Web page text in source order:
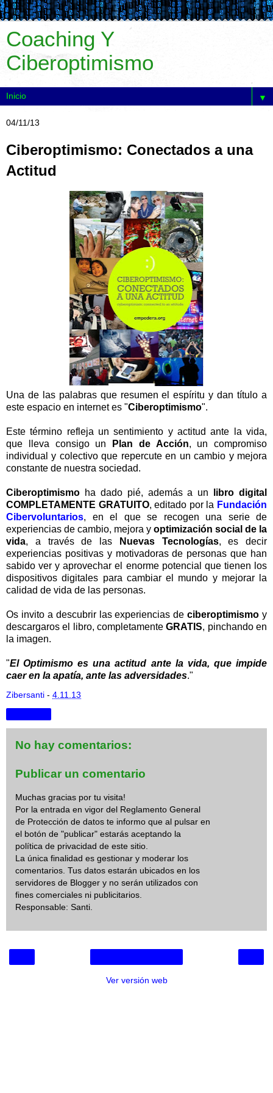
Coaching Y
Ciberoptimismo
▼
04/11/13
Ciberoptimismo: Conectados a una
Actitud
Una de las palabras que resumen el espíritu y dan título a
este espacio en internet es "Ciberoptimismo".
Este término refleja un sentimiento y actitud ante la vida,
que lleva consigo un
Plan de Acción, un compromiso
individual y colectivo que repercute en un cambio y mejora
constante de nuestra sociedad.
Ciberoptimismo ha dado pié, además a un
libro digital
COMPLETAMENTE GRATUITO, editado por la Fundación
Cibervoluntarios, en el que se recogen una serie de
experiencias de cambio, mejora y optimización social de la
vida, a través de las Nuevas Tecnologías, es decir
experiencias positivas y motivadoras de personas que han
sabido ver y aprovechar el enorme potencial que tienen los
dispositivos digitales para cambiar el mundo y mejorar la
calidad de vida de las personas.
Os invito a descubrir las experiencias deciberoptimismo y
descargaros el libro, completamenteGRATIS, pinchando en
la imagen.
"El Optimismo es una actitud ante la vida, que impide
caer en la apatía, ante las adversidades."
Zibersanti - 4.11.13
No hay comentarios:
Publicar un comentario
Muchas gracias por tu visita!
Por la entrada en vigor del Reglamento General
de Protección de datos te informo que al pulsar en
el botón de "publicar" estarás aceptando la
política de privacidad de este sitio.
La única finalidad es gestionar y moderar los
comentarios. Tus datos estarán ubicados en los
servidores de Blogger y no serán utilizados con
fines comerciales ni publicitarios.
Responsable: Santi.
Ver versión web